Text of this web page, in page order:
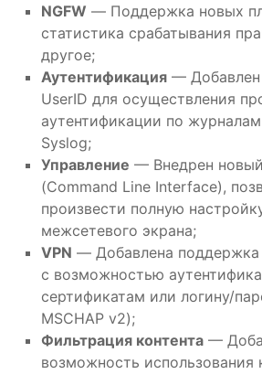
NGFW — Поддержка новых
статистика срабатывания
другое;
Аутентификация — Добавлен
UserID для осуществления
аутентификации по
Syslog;
Управление — Внедрен
(Command Line Interface),
произвести полную
межсетевого экрана;
VPN — Добавлена поддержка
с возможностью
сертификатам или логину/
MSCHAP v2);
Фильтрация контента —
возможность использования